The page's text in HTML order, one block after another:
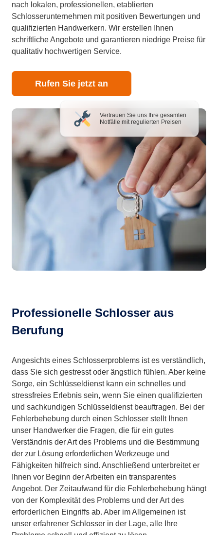
nach lokalen, professionellen, etablierten
Schlosserunternehmen mit positiven Bewertungen und
qualifizierten Handwerkern. Wir erstellen Ihnen
schriftliche Angebote und garantieren niedrige Preise für
qualitativ hochwertigen Service.
Rufen Sie jetzt an
Vertrauen Sie uns Ihre gesamten
Notfälle mit regulierten Preisen
Professionelle Schlosser aus
Berufung
Angesichts eines Schlosserproblems ist es verständlich,
dass Sie sich gestresst oder ängstlich fühlen. Aber keine
Sorge, ein Schlüsseldienst kann ein schnelles und
stressfreies Erlebnis sein, wenn Sie einen qualifizierten
und sachkundigen Schlüsseldienst beauftragen. Bei der
Fehlerbehebung durch einen Schlosser stellt Ihnen
unser Handwerker die Fragen, die für ein gutes
Verständnis der Art des Problems und die Bestimmung
der zur Lösung erforderlichen Werkzeuge und
Fähigkeiten hilfreich sind. Anschließend unterbreitet er
Ihnen vor Beginn der Arbeiten ein transparentes
Angebot. Der Zeitaufwand für die Fehlerbehebung hängt
von der Komplexität des Problems und der Art des
erforderlichen Eingriffs ab. Aber im Allgemeinen ist
unser erfahrener Schlosser in der Lage, alle Ihre